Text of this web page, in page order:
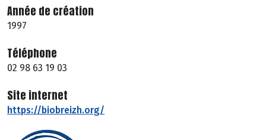
Année de création
1997
Téléphone
02 98 63 19 03
Site internet
https://biobreizh.org/